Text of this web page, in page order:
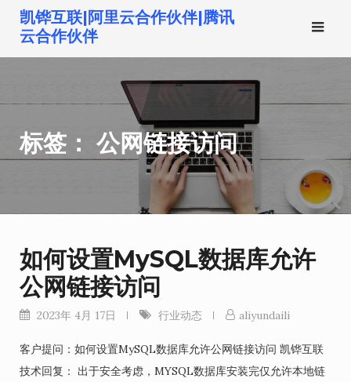
到
凯铧互联|阿里云合作伙伴|腾讯
云合作伙伴
标签： 公网链接访问
如何设置MySQL数据库允许
公网链接访问
2023年 4月 17日 行业动态 aliyundaili
客户提问：如何设置MySQL数据库允许公网链接访问 凯铧互联
技术回复： 出于安全考虑，MYSQL数据库安装完仅允许本地链